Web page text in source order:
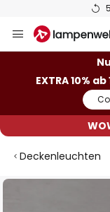
Inhalt
EXTRA 10%
Deckenleuchten
Zum